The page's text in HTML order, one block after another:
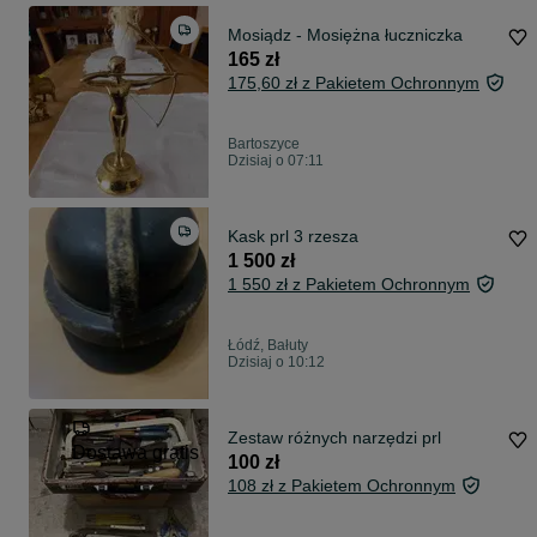
Mosiądz - Mosiężna łuczniczka
165 zł
175,60 zł z Pakietem Ochronnym
Bartoszyce
Dzisiaj o 07:11
Kask prl 3 rzesza
1 500 zł
1 550 zł z Pakietem Ochronnym
Łódź, Bałuty
Dzisiaj o 10:12
Dostawa gratis
Zestaw różnych narzędzi prl
100 zł
108 zł z Pakietem Ochronnym